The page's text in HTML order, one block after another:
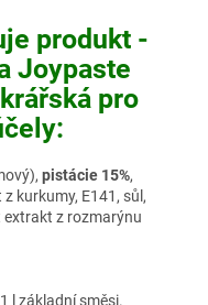
produkt -
Joypaste
pro
pistácie 15%,
kurkumy, E141, sůl,
z rozmarýnu
l základní směsi.